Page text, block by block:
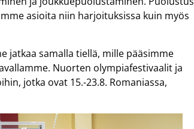
asioita niin harjoituksissa kuin myös
jatkaa samalla tiellä, mille pääsimme
Nuorten olympiafestivaalit ja
jotka ovat 15.-23.8. Romaniassa,